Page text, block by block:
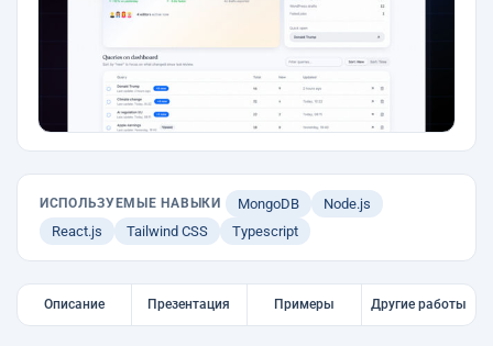
ИСПОЛЬЗУЕМЫЕ НАВЫКИ MongoDB
Node.js
React.js
Tailwind CSS Typescript
Описание Презентация Примеры Другие работы